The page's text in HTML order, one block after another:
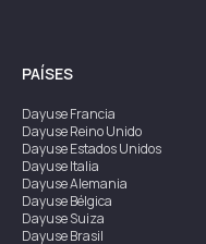
PAÍSES
DayuseFrancia
DayuseReino Unido
DayuseEstados Unidos
DayuseItalia
DayuseAlemania
DayuseBélgica
DayuseSuiza
DayuseBrasil